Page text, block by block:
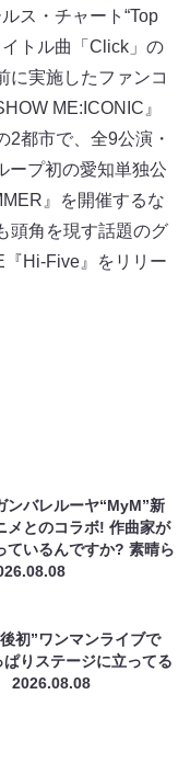
ス・チャート“Top
トル曲「Click」の
に実施したファンコ
ME:ICONIC』
2都市で、全9公演・
ープ初の愛知単独公
』を開催するな
頭角を現す話題のグ
Hi-Five』をリリー
ンバレルーヤ“MyM”新
メとのコラボ! 作曲家が
ているんですか? 素晴ら
初”ワンマンライブで
りステージに立ってる
2026.08.08